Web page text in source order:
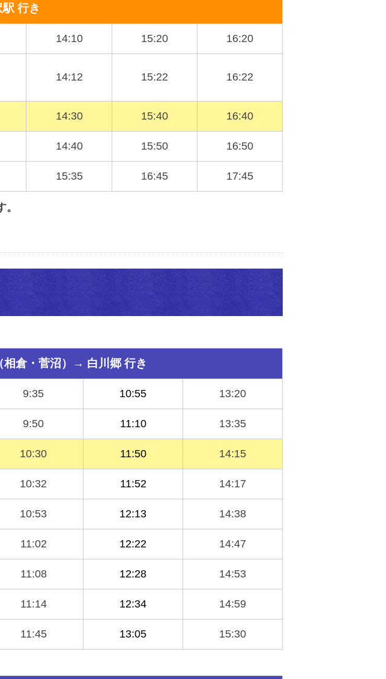
行き
14:10 15:20 16:20
14:12 15:22 16:22
14:30 15:40 16:40
14:40 15:50 16:50
15:35 16:45 17:45
倉・菅沼）→ 白川郷 行き
9:35 10:55 13:20
9:50 11:10 13:35
10:30 11:50 14:15
10:32 11:52 14:17
10:53 12:13 14:38
11:02 12:22 14:47
11:08 12:28 14:53
11:14 12:34 14:59
11:45 13:05 15:30